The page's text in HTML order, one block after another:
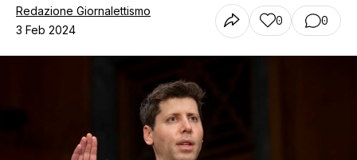
Redazione Giornalettismo
3 Feb 2024
0 0